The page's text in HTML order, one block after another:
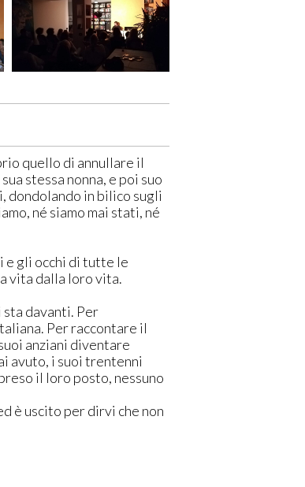
quello di annullare il
stessa nonna, e poi suo
dondolando in bilico sugli
né siamo mai stati, né
e gli occhi di tutte le
vita dalla loro vita.
davanti. Per
Per raccontare il
anziani diventare
avuto, i suoi trentenni
il loro posto, nessuno
è uscito per dirvi che non